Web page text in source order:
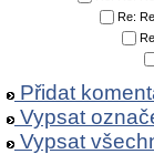
Re:
Přidat
Vypsat
Vypsat